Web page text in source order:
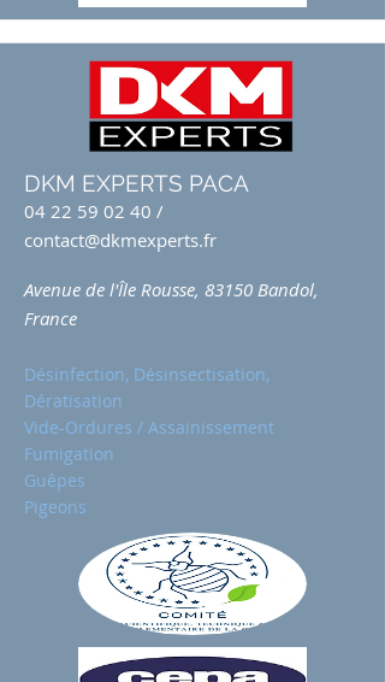
DKM EXPERTS PACA
04 22 59 02 40 /
contact@dkmexperts.fr
Avenue de l'Île Rousse, 83150 Bandol,
France
Désinfection, Désinsectisation,
Dératisation
Vide-Ordures / Assainissement
Fumigation
Guêpes
Pigeons